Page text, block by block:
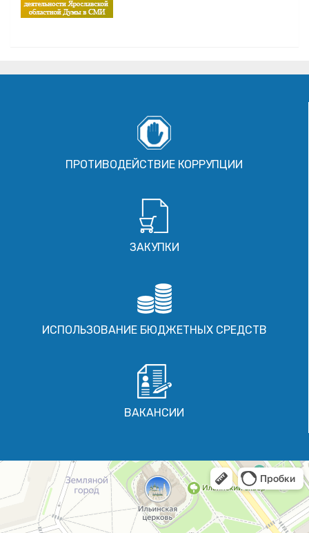
ПРОТИВОДЕЙСТВИЕ КОРРУПЦИИ
ЗАКУПКИ
ИСПОЛЬЗОВАНИЕ БЮДЖЕТНЫХ СРЕДСТВ
ВАКАНСИИ